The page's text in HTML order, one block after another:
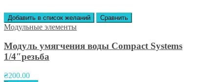
Добавить в список желаний Сравнить
Модульные элементы
Модуль умягчения воды Compact Systems
1/4″резьба
₴200.00